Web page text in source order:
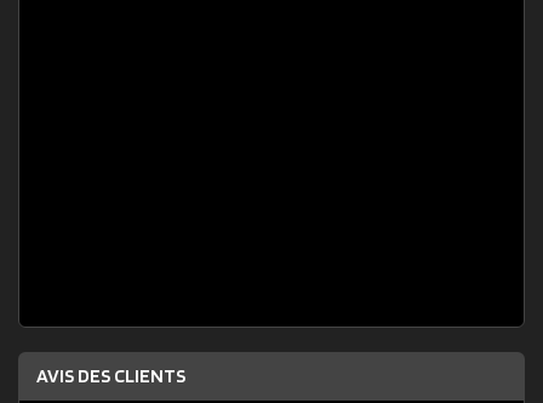
AVIS DES CLIENTS